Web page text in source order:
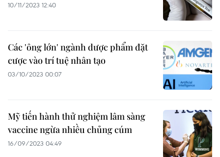
10/11/2023 12:40
Các 'ông lớn' ngành dược phẩm đặt
cược vào trí tuệ nhân tạo
03/10/2023 00:07
Mỹ tiến hành thử nghiệm lâm sàng
vaccine ngừa nhiều chủng cúm
16/09/2023 04:49